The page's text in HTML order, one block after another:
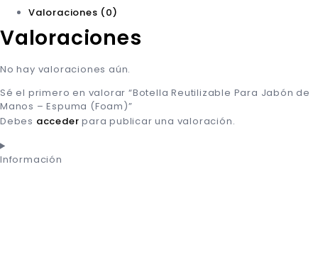
Valoraciones (0)
Valoraciones
No hay valoraciones aún.
Sé el primero en valorar “Botella Reutilizable Para Jabón de
Manos – Espuma (Foam)”
Debes acceder para publicar una valoración.
Información